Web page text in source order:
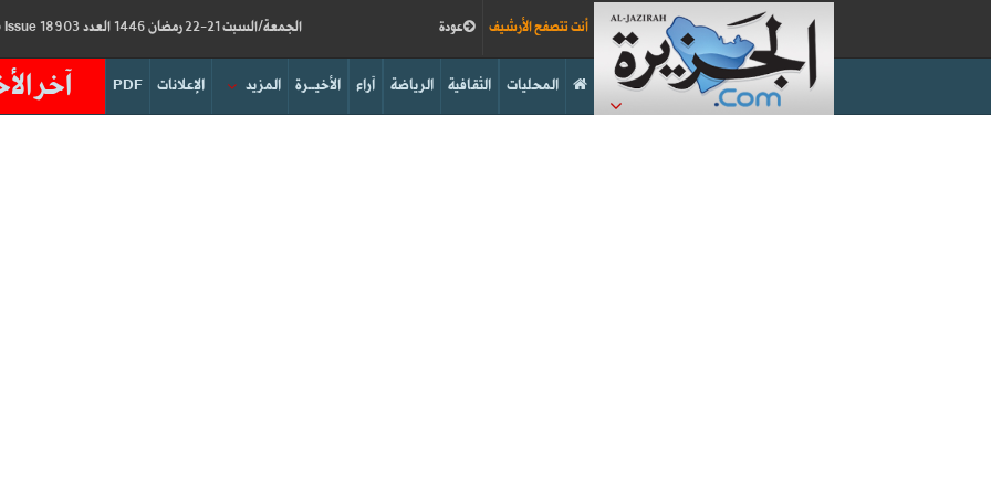
الجمعة/السبت 21-22 رمضان 1446 العدد 18903 Issue عودة أنت تتصفح الأرشيف
آخر PDF الإعلانات المزيد الأخيــرة آراء الرياضة الثقافية المحليات